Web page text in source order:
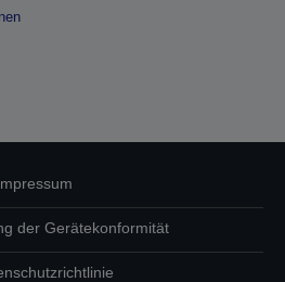
der Gerätekonformität